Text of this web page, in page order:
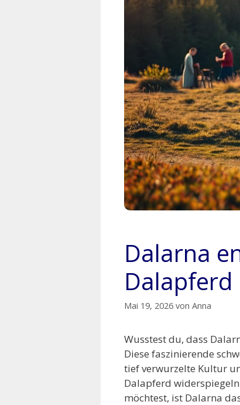
Dalarna
Dalapferd
Mai 19, 2026 von Anna
Wusstest du, dass
Diese faszinierende
tief verwurzelte Kultur
Dalapferd
möchtest, ist Dalarna